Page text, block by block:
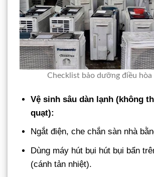
Checklist bảo dưỡng điều hòa
Vệ sinh sâu dàn lạnh (không
quạt):
Ngắt điện, che chắn sàn nhà
Dùng máy hút bụi hút bụi bẩn
(cánh tản nhiệt).